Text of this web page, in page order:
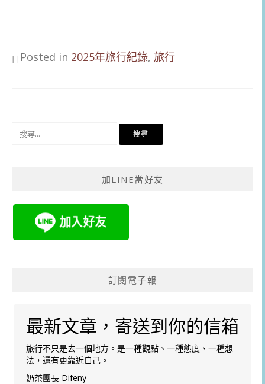
Posted in 2025年旅行紀錄, 旅行
加LINE當好友
訂閱電子報
最新文章，寄送到你的信箱
旅行不只是去一個地方。是一種觀點、一種態度、一種想
法，還有更靠近自己。
奶茶團長 Difeny